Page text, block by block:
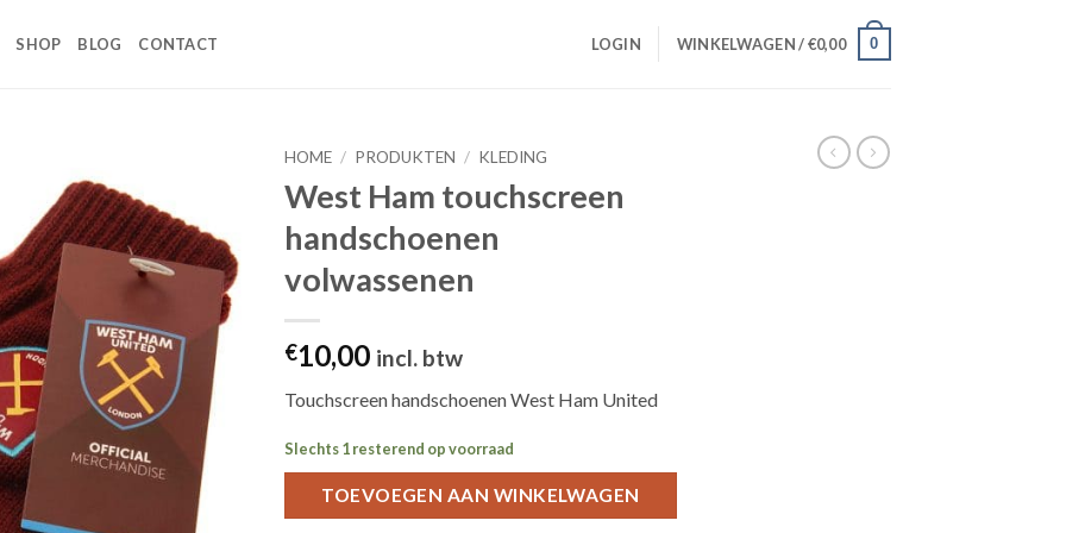
SHOP BLOG CONTACT LOGIN WINKELWAGEN /€0,00 0
Toevoegen
aan
wenslijst
HOME / PRODUKTEN / KLEDING
West Ham touchscreen
handschoenen
volwassenen
€10,00 incl. btw
Touchscreen handschoenen West Ham United
Slechts 1 resterend op voorraad
TOEVOEGEN AAN WINKELWAGEN